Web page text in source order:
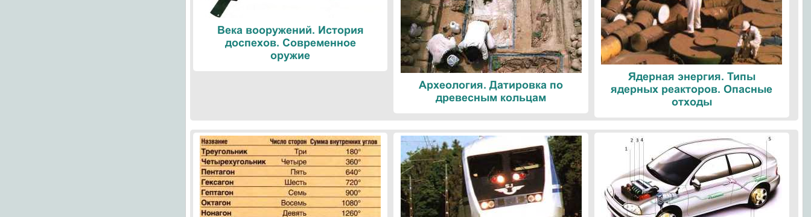
Века вооружений. История
доспехов. Современное
оружие
Археология. Датировка по
древесным кольцам
Ядерная энергия. Типы
ядерных реакторов. Опасные
отходы